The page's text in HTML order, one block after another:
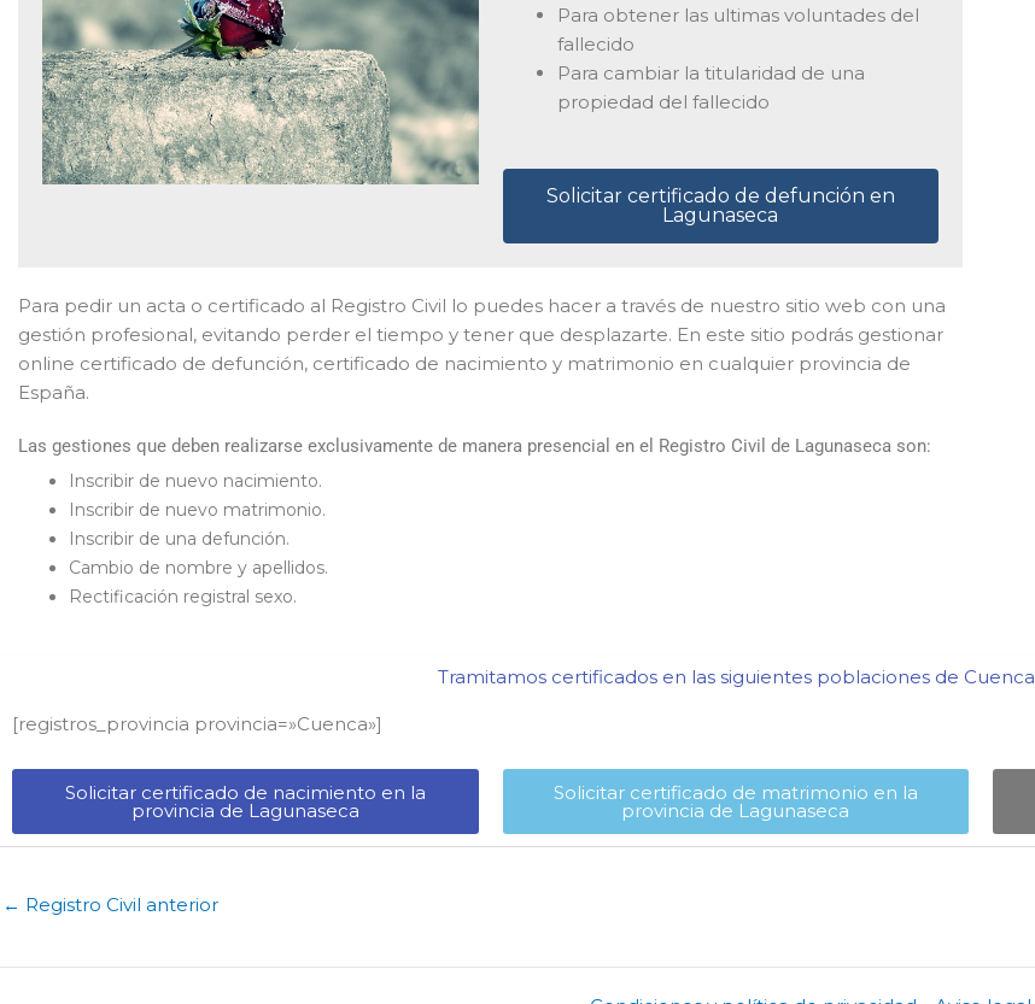
Para obtener las ultimas voluntades del
fallecido
Para cambiar la titularidad de una
propiedad del fallecido
Solicitar certificado de defunción en
Lagunaseca
Para pedir un acta o certificado al Registro Civil lo puedes hacer a través de nuestro sitio web con una
gestión profesional, evitando perder el tiempo y tener que desplazarte. En este sitio podrás gestionar
online certificado de defunción, certificado de nacimiento y matrimonio en cualquier provincia de
España.
Las gestiones que deben realizarse exclusivamente de manera presencial en el Registro Civil de Lagunaseca son:
Inscribir de nuevo nacimiento.
Inscribir de nuevo matrimonio.
Inscribir de una defunción.
Cambio de nombre y apellidos.
Rectificación registral sexo.
Tramitamos certificados en las siguientes poblaciones de Cuenca​
[registros_provincia provincia=»Cuenca​»]
Solicitar certificado de nacimiento en la
provincia de Lagunaseca​
Solicitar certificado de matrimonio en la
provincia de Lagunaseca​
← Registro Civil anterior